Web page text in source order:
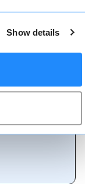
Show details